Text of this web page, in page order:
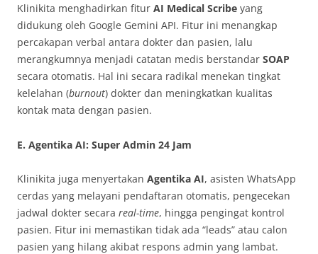
Klinikita menghadirkan fitur AI Medical Scribe yang
didukung oleh Google Gemini API. Fitur ini menangkap
percakapan verbal antara dokter dan pasien, lalu
merangkumnya menjadi catatan medis berstandar SOAP
secara otomatis. Hal ini secara radikal menekan tingkat
kelelahan (burnout) dokter dan meningkatkan kualitas
kontak mata dengan pasien.
E. Agentika AI: Super Admin 24 Jam
Klinikita juga menyertakan Agentika AI, asisten WhatsApp
cerdas yang melayani pendaftaran otomatis, pengecekan
jadwal dokter secara real-time, hingga pengingat kontrol
pasien. Fitur ini memastikan tidak ada “leads” atau calon
pasien yang hilang akibat respons admin yang lambat.